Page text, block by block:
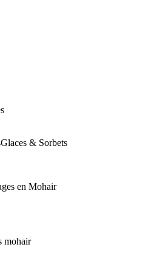
Glaces & Sorbets
en Mohair
mohair